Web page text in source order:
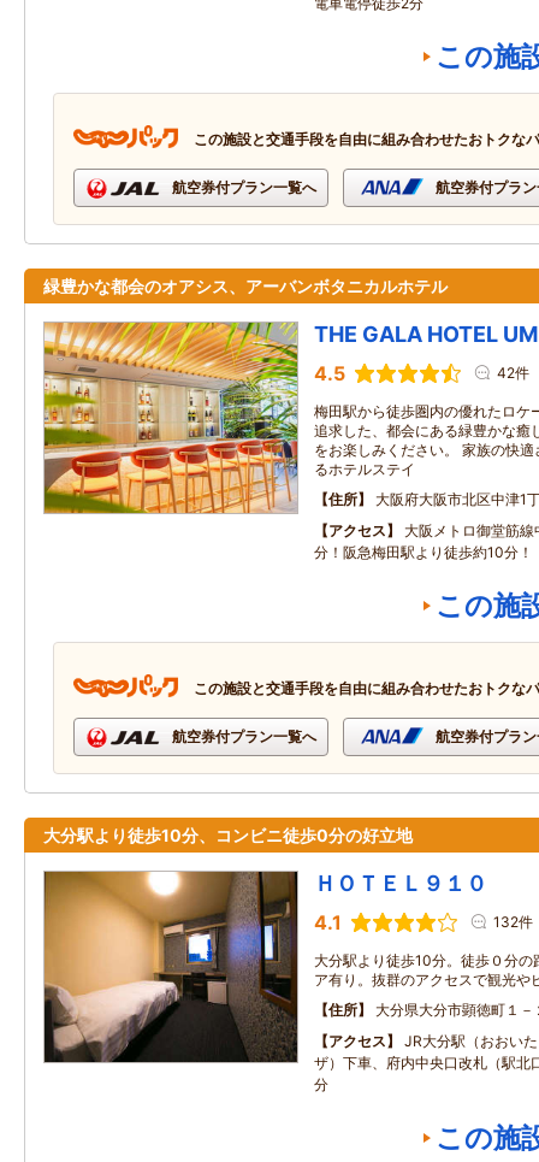
この施
この施設と交通手段を自由に組み合わせたおトクな
航空券付プラン一覧へ 航空券付プラ
緑豊かな都会のオアシス、アーバンボタニカルホテル
THE GALA HOTEL
4.5 42件
梅田駅から徒歩圏内の優れたロケ
追求した、都会にある緑豊かな癒
をお楽しみください。 家族の快
るホテルステイ
住所
大阪府大阪市北区中津1
アクセス
大阪メトロ御堂筋
分！阪急梅田駅より徒歩約10分！
この施
この施設と交通手段を自由に組み合わせたおトクな
航空券付プラン一覧へ 航空券付プラ
大分駅より徒歩10分、コンビニ徒歩0分の好立地
ＨＯＴＥＬ９１０
4.1 132件
大分駅より徒歩10分。徒歩０分
ア有り。抜群のアクセスで観光や
住所
大分県大分市顕徳町１－
アクセス
JR大分駅（おおい
ザ）下車、府内中央口改札（駅北
分
この施